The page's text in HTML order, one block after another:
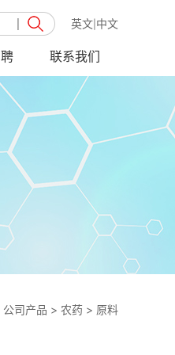
英文 中文
联系我们
公司产品 > 农药 > 原料